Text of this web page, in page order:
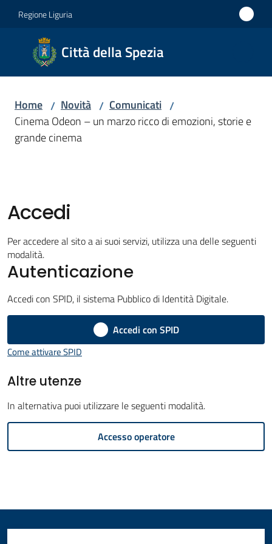
Vai al contenuto
Vai alla navigazione
Vai al footer
Regione Liguria
Città della Spezia
Città
della
Spezia
Medaglia
d'oro al
Merito
al Valor
Novità
Menu selezionato
Servizi
Vivere
il
Comune
r
Home / Novità / Comunicati /
Cinema Odeon – un marzo ricco di emozioni, storie e
grande cinema
Accedi
Per accedere al sito a ai suoi servizi, utilizza una delle seguenti
modalità.
Autenticazione
Accedi con SPID, il sistema Pubblico di Identità Digitale.
Accedi con SPID
Come attivare SPID
Altre utenze
In alternativa puoi utilizzare le seguenti modalità.
Accesso operatore